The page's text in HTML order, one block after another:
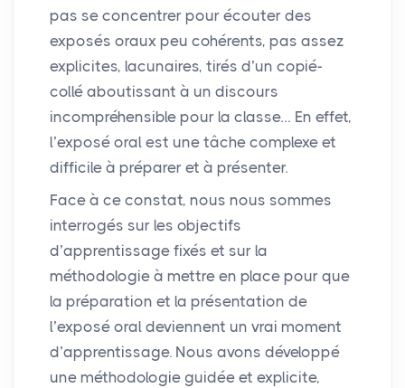
pas se concentrer pour écouter des
exposés oraux peu cohérents, pas assez
explicites, lacunaires, tirés d’un copié-
collé aboutissant à un discours
incompréhensible pour la classe… En effet,
l’exposé oral est une tâche complexe et
difficile à préparer et à présenter.
Face à ce constat, nous nous sommes
interrogés sur les objectifs
d’apprentissage fixés et sur la
méthodologie à mettre en place pour que
la préparation et la présentation de
l’exposé oral deviennent un vrai moment
d’apprentissage. Nous avons développé
une méthodologie guidée et explicite,